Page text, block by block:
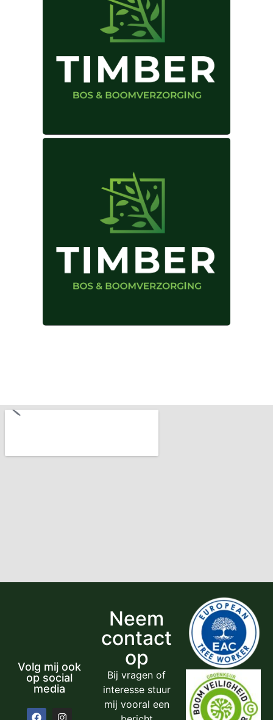
Volg mij ook
op social
media
Neem
contact
op
Bij vragen of
interesse stuur
mij vooral een